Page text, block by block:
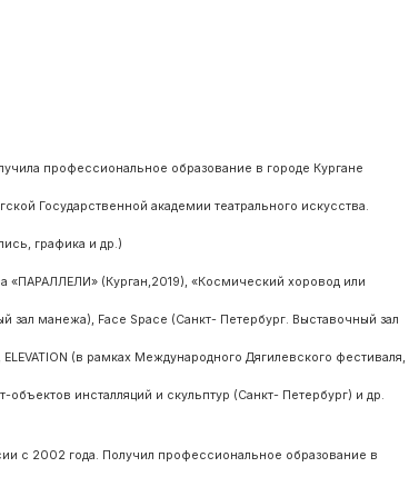
профессиональное образование в городе Кургане
Государственной академии театрального искусства.
графика и др.)
«ПАРАЛЛЕЛИ» (Курган,2019), «Космический хоровод или
манежа), Face Space (Санкт- Петербург. Выставочный зал
(в рамках Международного Дягилевского фестиваля,
инсталляций и скульптур (Санкт- Петербург) и др.
с 2002 года. Получил профессиональное образование в